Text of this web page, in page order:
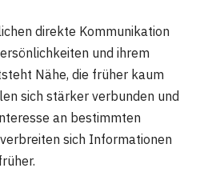
direkte Kommunikation
und ihrem
Nähe, die früher kaum
sich stärker verbunden und
an bestimmten
sich Informationen